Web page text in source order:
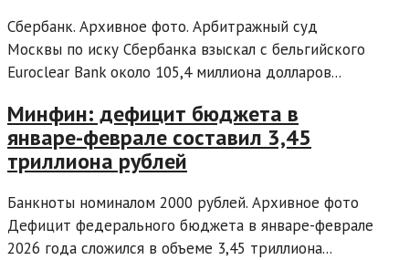
Сбербанк. Архивное фото. Арбитражный суд
Москвы по иску Сбербанка взыскал с бельгийского
Euroclear Bank около 105,4 миллиона долларов...
Минфин: дефицит бюджета в
январе-феврале составил 3,45
триллиона рублей
Банкноты номиналом 2000 рублей. Архивное фото
Дефицит федерального бюджета в январе-феврале
2026 года сложился в объеме 3,45 триллиона...